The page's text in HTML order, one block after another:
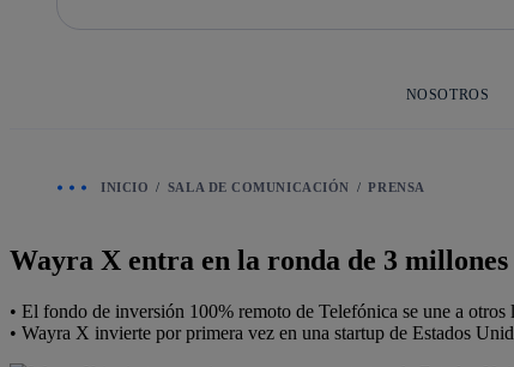
NOSOTROS
INICIO SALA DE COMUNICACIÓN PRENSA
Wayra X entra en la ronda de 3
• El fondo de inversión 100% remoto de Telefónica se une a
• Wayra X invierte por primera vez en una startup de Estados